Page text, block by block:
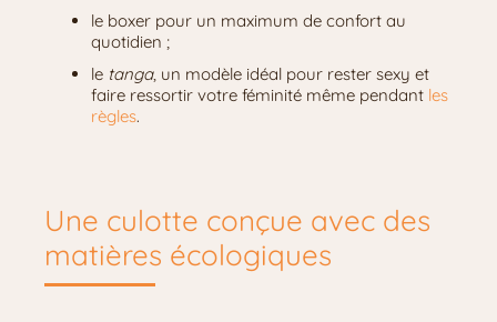
le boxer pour un maximum de confort au
quotidien ;
le tanga, un modèle idéal pour rester sexy et
faire ressortir votre féminité même pendant les
règles.
Une culotte conçue avec des
matières écologiques